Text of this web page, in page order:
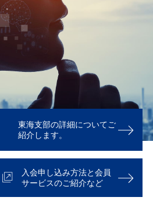
東海支部の詳細についてご
紹介します。
入会申し込み方法と会員
サービスのご紹介など